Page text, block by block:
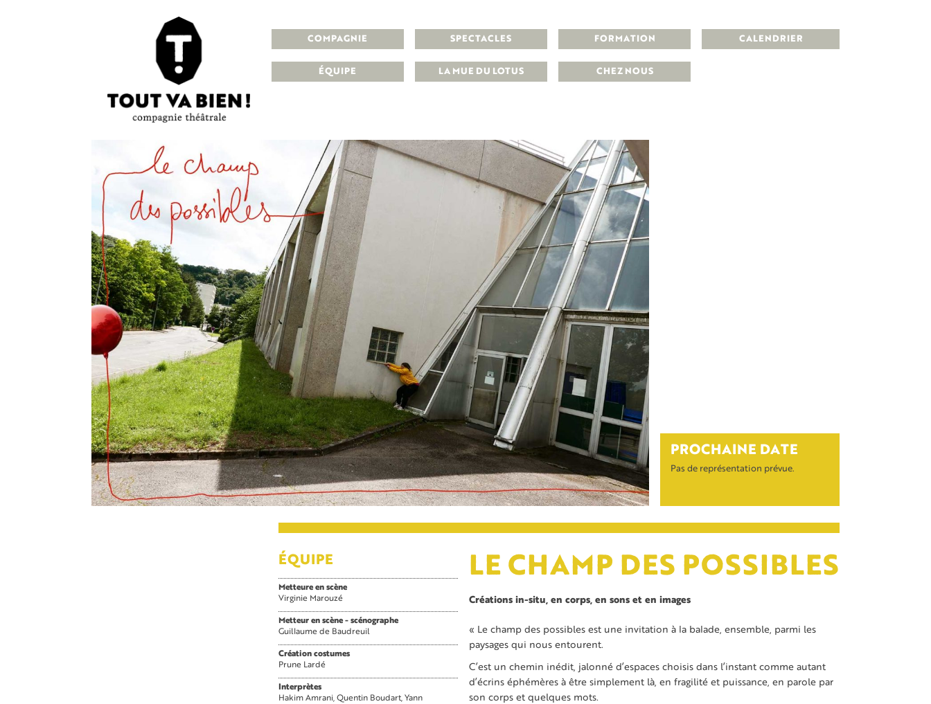
COMPAGNIE
ÉQUIPE
SPECTACLES
LA MUE DU LOTUS
FORMATION
CHEZ NOUS
CALENDRIER
PROCHAINE DATE
Pas de représentation prévue.
ÉQUIPE
Metteure en scène
Virginie Marouzé
Metteur en scène - scénographe
Guillaume de Baudreuil
Création costumes
Prune Lardé
Interprètes
Hakim Amrani Quentin Boudart Yann
LE CHAMP DES POSSIBLES
Créations in-situ, en corps, en sons et en images
« Le champ des possibles est une invitation à la balade, ensemble, parmi les
paysages qui nous entourent.
C’est un chemin inédit, jalonné d’espaces choisis dans l’instant comme autant
d’écrins éphémères à être simplement là, en fragilité et puissance, en parole par
son corps et quelques mots.